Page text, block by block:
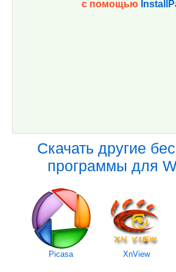
с помощью
Скачать другие
программы для
Picasa XnView